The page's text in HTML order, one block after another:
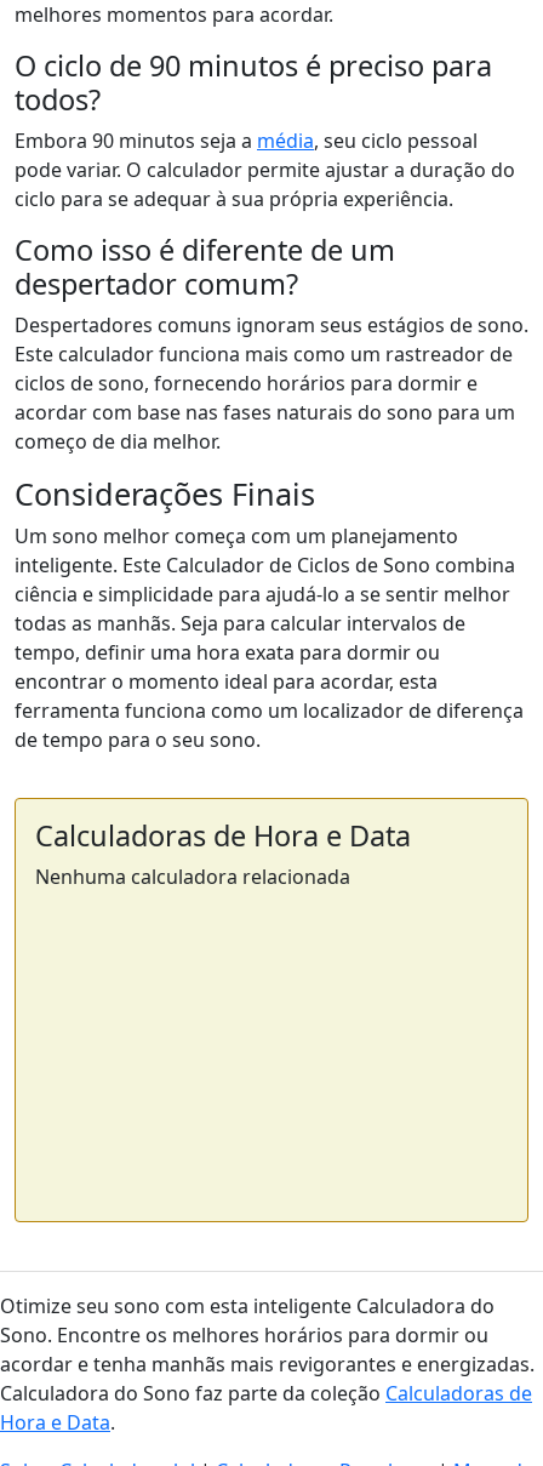
melhores momentos para acordar.
O ciclo de 90 minutos é preciso para
todos?
Embora 90 minutos seja a média, seu ciclo pessoal
pode variar. O calculador permite ajustar a duração do
ciclo para se adequar à sua própria experiência.
Como isso é diferente de um
despertador comum?
Despertadores comuns ignoram seus estágios de sono.
Este calculador funciona mais como um rastreador de
ciclos de sono, fornecendo horários para dormir e
acordar com base nas fases naturais do sono para um
começo de dia melhor.
Considerações Finais
Um sono melhor começa com um planejamento
inteligente. Este Calculador de Ciclos de Sono combina
ciência e simplicidade para ajudá-lo a se sentir melhor
todas as manhãs. Seja para calcular intervalos de
tempo, definir uma hora exata para dormir ou
encontrar o momento ideal para acordar, esta
ferramenta funciona como um localizador de diferença
de tempo para o seu sono.
Calculadoras de Hora e Data
Nenhuma calculadora relacionada
Otimize seu sono com esta inteligente Calculadora do
Sono. Encontre os melhores horários para dormir ou
acordar e tenha manhãs mais revigorantes e energizadas.
Calculadora do Sono faz parte da coleção Calculadoras de
Hora e Data.